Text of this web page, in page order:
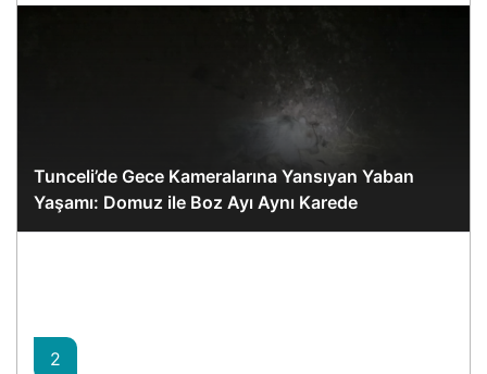
Tunceli’de Gece Kameralarına Yansıyan Yaban
Yaşamı: Domuz ile Boz Ayı Aynı Karede
2